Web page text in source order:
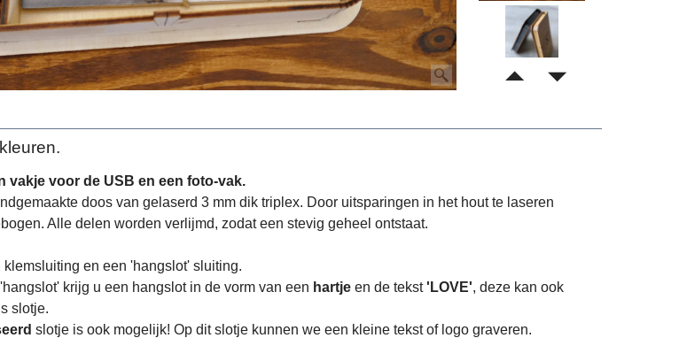
vakje voor de USB en een foto-vak.
doos van gelaserd 3 mm dik triplex. Door uitsparingen in het hout te laseren
Alle delen worden verlijmd, zodat een stevig geheel ontstaat.
klemsluiting en een 'hangslot' sluiting.
krijg u een hangslot in de vorm van een hartje en de tekst'LOVE', deze kan ook
slotje.
slotje is ook mogelijk! Op dit slotje kunnen we een kleine tekst of logo graveren.